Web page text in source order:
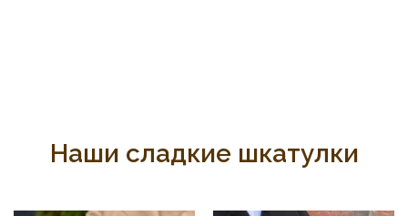
Наши сладкие шкатулки